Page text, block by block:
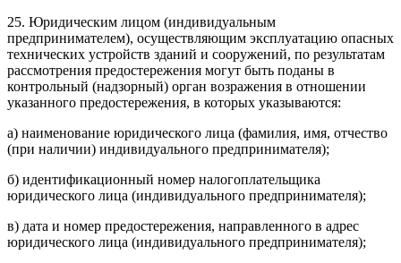
25. Юридическим лицом (индивидуальным
предпринимателем), осуществляющим эксплуатацию опасных
технических устройств зданий и сооружений, по результатам
рассмотрения предостережения могут быть поданы в
контрольный (надзорный) орган возражения в отношении
указанного предостережения, в которых указываются:
а) наименование юридического лица (фамилия, имя, отчество
(при наличии) индивидуального предпринимателя);
б) идентификационный номер налогоплательщика
юридического лица (индивидуального предпринимателя);
в) дата и номер предостережения, направленного в адрес
юридического лица (индивидуального предпринимателя);